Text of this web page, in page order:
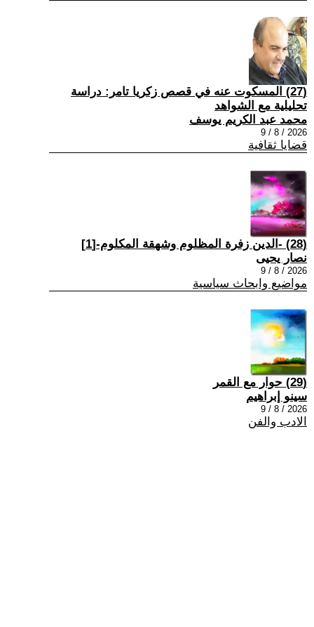
(27) المسكوت عنه في قصص زكريا تامر: دراسة
تحليلية مع الشواهد
محمد عبد الكريم يوسف
2026 / 8 / 9
قضايا ثقافية
(28) -الدين زفرة المظلوم وشهقة المكلوم-[1]
نصار يحيى
2026 / 8 / 9
مواضيع وابحاث سياسية
(29) حوار مع القمر
سينو إبراهيم
2026 / 8 / 9
الادب والفن